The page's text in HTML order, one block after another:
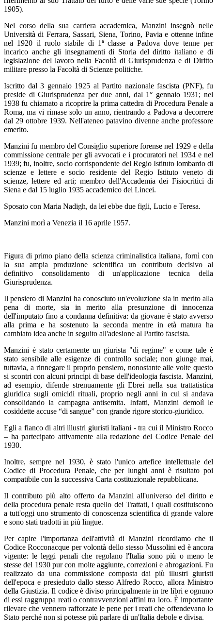
1905).
Nel corso della sua carriera accademica, Manzini insegnò nelle
Università di Ferrara, Sassari, Siena, Torino, Pavia e ottenne infine
nel 1920 il ruolo stabile di 1ª classe a Padova dove tenne per
incarico anche gli insegnamenti di Storia del diritto italiano e di
legislazione del lavoro nella Facoltà di Giurisprudenza e di Diritto
militare presso la Facoltà di Scienze politiche.
Iscritto dal 3 gennaio 1925 al Partito nazionale fascista (PNF), fu
preside di Giurisprudenza per due anni, dal 1° gennaio 1931; nel
1938 fu chiamato a ricoprire la prima cattedra di Procedura Penale a
Roma, ma vi rimase solo un anno, rientrando a Padova a decorrere
dal 29 ottobre 1939. Nell'ateneo patavino divenne anche professore
emerito.
Manzini fu membro del Consiglio superiore forense nel 1929 e della
commissione centrale per gli avvocati e i procuratori nel 1934 e nel
1939; fu, inoltre, socio corrispondente del Regio Istituto lombardo di
scienze e lettere e socio residente del Regio Istituto veneto di
scienze, lettere ed arti; membro dell'Accademia dei Fisiocritici di
Siena e dal 15 luglio 1935 accademico dei Lincei.
Sposato con Maria Nadigh, da lei ebbe due figli, Lucio e Teresa.
Manzini morì a Venezia il 16 aprile 1957.
Figura di primo piano della scienza criminalistica italiana, fornì con
la sua ampia produzione scientifica un contributo decisivo al
definitivo consolidamento di un'applicazione tecnica della
Giurisprudenza.
Il pensiero di Manzini ha conosciuto un'evoluzione sia in merito alla
pena di morte, sia in merito alla presunzione di innocenza
dell'imputato fino a condanna definitiva: da giovane è stato avverso
alla prima e ha sostenuto la seconda mentre in età matura ha
cambiato idea anche in seguito all'adesione al Partito fascista.
Manzini è stato certamente un giurista "di regime" e come tale è
stato sensibile alle esigenze di controllo sociale; non giunge mai,
tuttavia, a rinnegare il proprio pensiero, nonostante alle volte questo
si scontri con alcuni principi di base dell'ideologia fascista. Manzini,
ad esempio, difende strenuamente gli Ebrei nella sua trattatistica
giuridica sugli omicidi rituali, proprio negli anni in cui si andava
consolidando la campagna antisemita. Infatti, Manzini demolì le
cosiddette accuse “di sangue” con grande rigore storico-giuridico.
Egli a fianco di altri illustri giuristi italiani - tra cui il Ministro Rocco
– ha partecipato attivamente alla redazione del Codice Penale del
1930.
Inoltre, sempre nel 1930, è stato l'unico artefice intellettuale del
Codice di Procedura Penale, che per lunghi anni è risultato poi
compatibile con la successiva Carta costituzionale repubblicana.
Il contributo più alto offerto da Manzini all'universo del diritto e
della procedura penale resta quello dei Trattati, i quali costituiscono
a tutt'oggi uno strumento di conoscenza scientifica di grande valore
e sono stati tradotti in più lingue.
Per capire l'importanza dell'attività di Manzini ricordiamo che il
Codice Rocconacque per volontà dello stesso Mussolini ed è ancora
vigente: le leggi penali che regolano l'Italia sono più o meno le
stesse del 1930 pur con molte aggiunte, correzioni e abrogazioni. Fu
realizzato da una commissione composta dai più illustri giuristi
dell'epoca e presieduto dallo stesso Alfredo Rocco, allora Ministro
della Giustizia. Il codice è diviso principalmente in tre libri e ognuno
di essi raggruppa reati o contravvenzioni affini tra loro. È importante
rilevare che vennero rafforzate le pene per i reati che offendevano lo
Stato perché non si potesse più parlare di un'Italia debole e divisa.